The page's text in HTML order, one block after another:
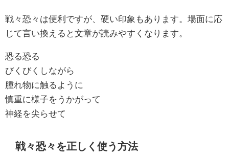
戦々恐々は便利ですが、硬い印象もあります。場面に応
じて言い換えると文章が読みやすくなります。
恐る恐る
びくびくしながら
腫れ物に触るように
慎重に様子をうかがって
神経を尖らせて
戦々恐々を正しく使う方法